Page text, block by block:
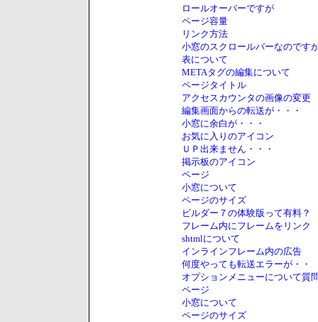
ロールオーバーですが
ページ容量
リンク方法
小窓のスクロールバーなのです
表について
METAタグの編集について
ページタイトル
アクセスカウンタの画像の変更
編集画面からの転送が・・・
小窓に余白が・・・
お気に入りのアイコン
ＵＰ出来ません・・・
掲示板のアイコン
ページ
小窓について
ページのサイズ
ビルダー７の体験版って有料？
フレーム内にフレームをリンク
shtmlについて
インラインフレーム内の広告
何度やっても転送エラーが・・
オプションメニューについて質
ページ
小窓について
ページのサイズ